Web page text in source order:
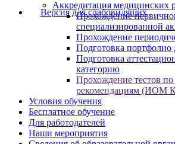
Версия для слабовидящих
Аккредитация медицинских
Прохождение
специализированной
Прохождение
Подготовка портфолио
Подготовка
категорию
Прохождение тестов
рекомендациям (ИОМ
Условия обучения
Бесплатное обучение
Для работодателей
Наши мероприятия